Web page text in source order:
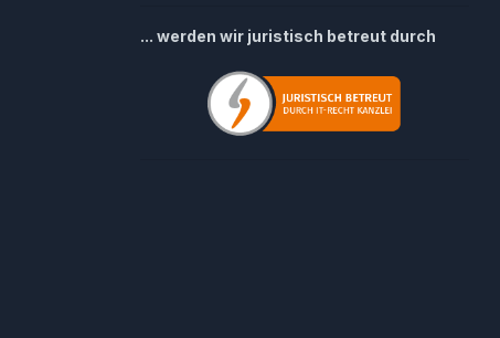
... werden wir juristisch betreut durch